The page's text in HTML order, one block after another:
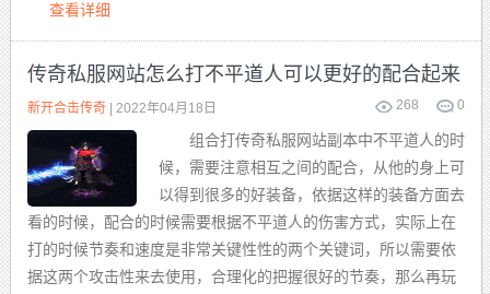
查看详细
传奇私服网站怎么打不平道人可以更好的配合起来
268 0
新开合击传奇| 2022年04月18日
组合打传奇私服网站副本中不平道人的时
候，需要注意相互之间的配合，从他的身上可
以得到很多的好装备，依据这样的装备方面去
看的时候，配合的时候需要根据不平道人的伤害方式，实际上在
打的时候节奏和速度是非常关键性性的两个关键词，所以需要依
据这两个攻击性来去使用，合理化的把握很好的节奏，那么再玩